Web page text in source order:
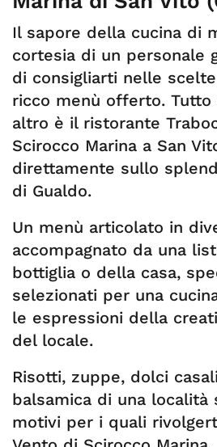
Il sapore della cucina di
cortesia di un personale
di consigliarti nelle
ricco menù offerto.
altro è il ristorante
Scirocco Marina a San
direttamente sullo
di Gualdo.
Un menù articolato in
accompagnato da una
bottiglia o della casa,
selezionati per una
le espressioni della
del locale.
Risotti, zuppe, dolci
balsamica di una località
motivi per i quali